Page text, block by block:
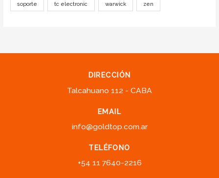
soporte tc electronic warwick zen
DIRECCIÓN
Talcahuano 112 - CABA
EMAIL
info@goldtop.com.ar
TELÉFONO
+54 11 7640-2216